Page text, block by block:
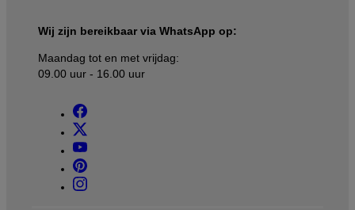
Wij zijn bereikbaar via WhatsApp op:
Maandag tot en met vrijdag:
09.00 uur - 16.00 uur